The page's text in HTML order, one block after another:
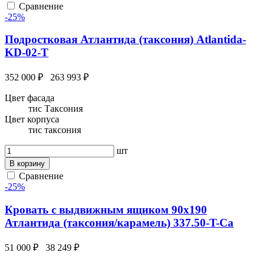
Сравнение
-25%
Подростковая Атлантида (таксония) Atlantida-
KD-02-T
352 000 ₽ 263 993 ₽
Цвет фасада
тис Таксония
Цвет корпуса
тис таксония
шт
В корзину
Сравнение
-25%
Кровать с выдвижным ящиком 90х190
Атлантида (таксония/карамель) 337.50-T-Ca
51 000 ₽ 38 249 ₽